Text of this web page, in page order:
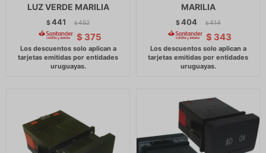
LUZ VERDE MARILIA
$441 $ 452
$ 375
MARILIA
$404 $ 414
$ 343